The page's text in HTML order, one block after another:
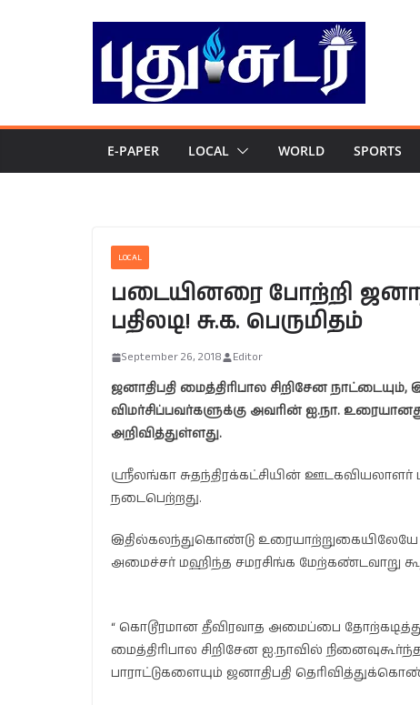
E-PAPER LOCAL WORLD SPORTS
LOCAL
படையினரை போற்றி
பதிலடி! சு.க. பெருமிதம்
September 26, 2018 Editor
ஜனாதிபதி மைத்திரிபால சிறிசேன
விமர்சிப்பவர்களுக்கு அவரின் ஐ.நா.
அறிவித்துள்ளது.
ஸ்ரீலங்கா சுதந்திரக்கட்சியின்
நடைபெற்றது.
இதில்கலந்துகொண்டு உரையாற்றுகையிலேயே
அமைச்சர் மஹிந்த சமரசிங்க மேற்கண்டவாறு
“ கொடூரமான தீவிரவாத அமைப்பை
மைத்திரிபால சிறிசேன ஐ.நாவில்
பாராட்டுகளையும் ஜனாதிபதி